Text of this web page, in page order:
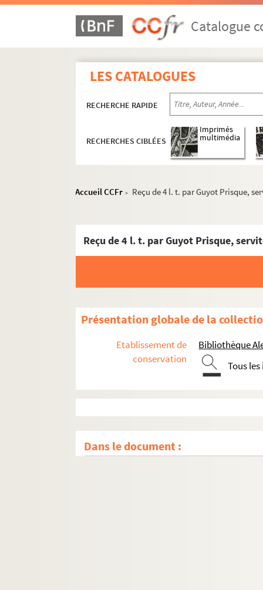
Catalogue
LES CATALOGUES
RECHERCHE RAPIDE
RECHERCHES CIBLÉES
Imprimés
multimédia
Accueil CCFr > Reçu de 4 l. t. par Guyot Prisque,
Reçu de 4 l. t. par Guyot Prisque,
Présentation globale de la
Etablissement de
conservation
Bibliothèque
Tous
Dans le document :